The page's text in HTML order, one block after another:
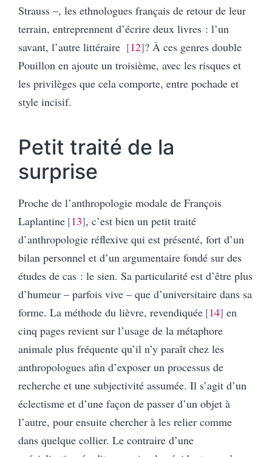
Strauss –, les ethnologues français de retour de leur
terrain, entreprennent d’écrire deux livres : l’un
savant, l’autre littéraire
12 ? À ces genres double
Pouillon en ajoute un troisième, avec les risques et
les privilèges que cela comporte, entre pochade et
style incisif.
Petit traité de la
surprise
Proche de l’anthropologie modale de François
Laplantine 13 , c’est bien un petit traité
d’anthropologie réflexive qui est présenté, fort d’un
bilan personnel et d’un argumentaire fondé sur des
études de cas : le sien. Sa particularité est d’être plus
d’humeur – parfois vive – que d’universitaire dans sa
forme. La méthode du lièvre, revendiquée 14 en
cinq pages revient sur l’usage de la métaphore
animale plus fréquente qu’il n’y paraît chez les
anthropologues afin d’exposer un processus de
recherche et une subjectivité assumée. Il s’agit d’un
éclectisme et d’une façon de passer d’un objet à
l’autre, pour ensuite chercher à les relier comme
dans quelque collier. Le contraire d’une